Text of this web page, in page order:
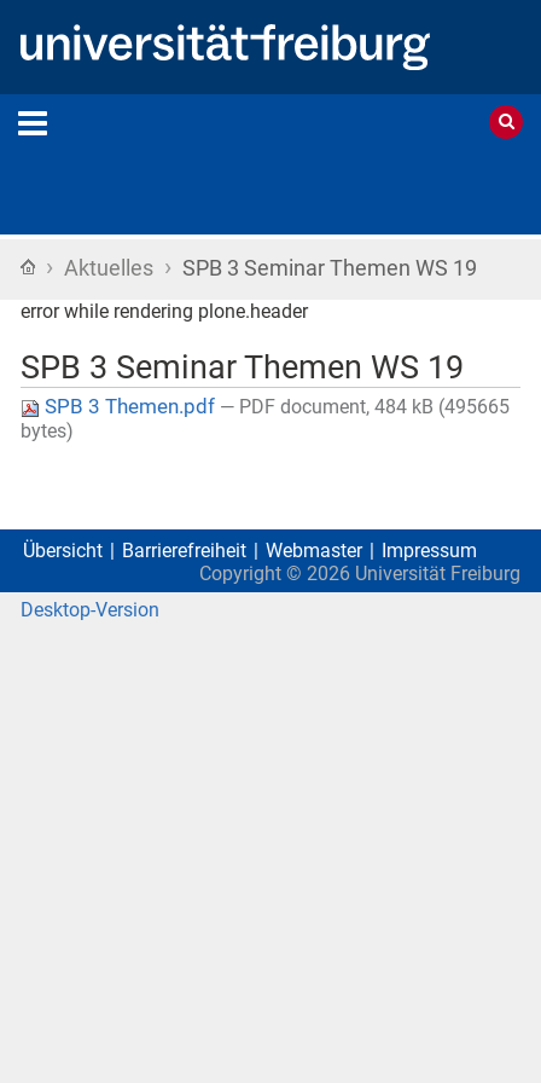
Startseite
› Aktuelles › SPB 3 Seminar Themen WS 19
error while rendering plone.header
SPB 3 Seminar Themen WS 19
SPB 3 Themen.pdf — PDF document, 484 kB (495665
bytes)
Übersicht Barrierefreiheit Webmaster
Impressum
Copyright © 2026 Universität Freiburg
Desktop-Version